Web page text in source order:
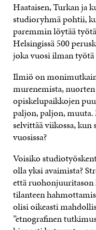
Haataisen, Turkan ja
studioryhmä pohtii,
paremmin löytää
Helsingissä 500
joka vuosi ilman
Ilmiö on
murenemista,
opiskelupaikkojen
paljon, paljon,
selvittää viikossa, kun
vuosissa?
Voisiko
olla yksi avaimista?
että
tilanteen
olisi oikeasti
”etnografinen